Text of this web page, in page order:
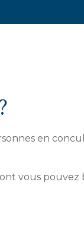
en
vous pouvez